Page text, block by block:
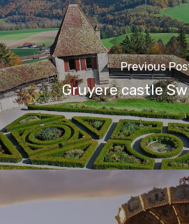
Previous
Gruyere castle